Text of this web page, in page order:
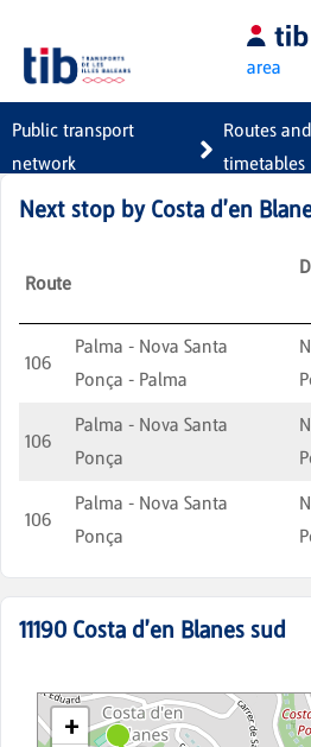
area
Public transport
network
Routes and
timetables
Next stop by Costa d'en
Route
106
Palma - Nova Santa
Ponça - Palma
106
Palma - Nova Santa
Ponça
106
Palma - Nova Santa
Ponça
11190 Costa d'en Blanes sud